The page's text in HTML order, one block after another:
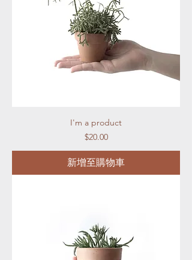
I'm a product
價格
$20.00
新增至購物車